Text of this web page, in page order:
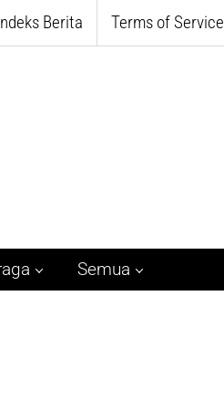
Berita Terms of Service
Semua